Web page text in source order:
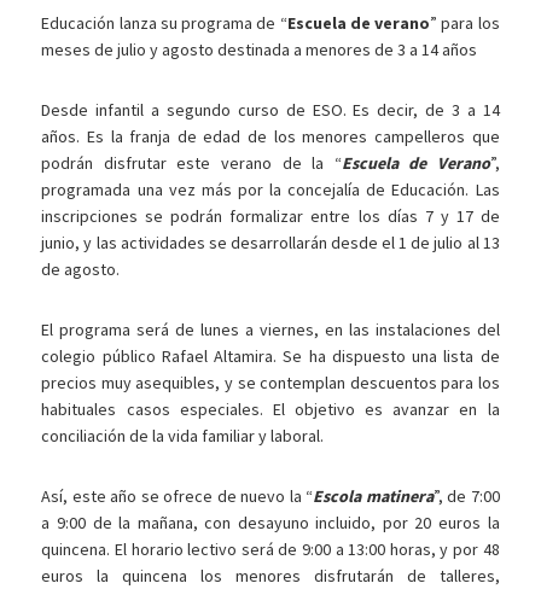
Educación lanza su programa de “Escuela de verano” para los
meses de julio y agosto destinada a menores de 3 a 14 años
Desde infantil a segundo curso de ESO. Es decir, de 3 a 14
años. Es la franja de edad de los menores campelleros que
podrán disfrutar este verano de la “Escuela de Verano”,
programada una vez más por la concejalía de Educación. Las
inscripciones se podrán formalizar entre los días 7 y 17 de
junio, y las actividades se desarrollarán desde el 1 de julio al 13
de agosto.
El programa será de lunes a viernes, en las instalaciones del
colegio público Rafael Altamira. Se ha dispuesto una lista de
precios muy asequibles, y se contemplan descuentos para los
habituales casos especiales. El objetivo es avanzar en la
conciliación de la vida familiar y laboral.
Así, este año se ofrece de nuevo la “Escola matinera”, de 7:00
a 9:00 de la mañana, con desayuno incluido, por 20 euros la
quincena. El horario lectivo será de 9:00 a 13:00 horas, y por 48
euros la quincena los menores disfrutarán de talleres,